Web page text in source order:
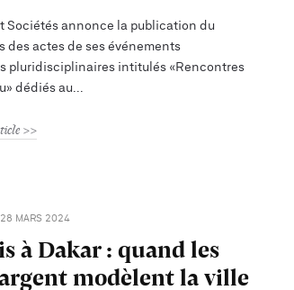
Sociétés annonce la publication du
des actes de ses événements
pluridisciplinaires intitulés «Rencontres
dédiés au
28 MARS 2024
à Dakar : quand les
modèlent la ville